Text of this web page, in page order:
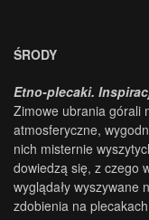
ŚRODY
Etno-plecaki.
Zimowe ubrania górali
atmosferyczne,
nich misternie
dowiedzą się, z czego
wyglądały wyszywane
zdobienia na